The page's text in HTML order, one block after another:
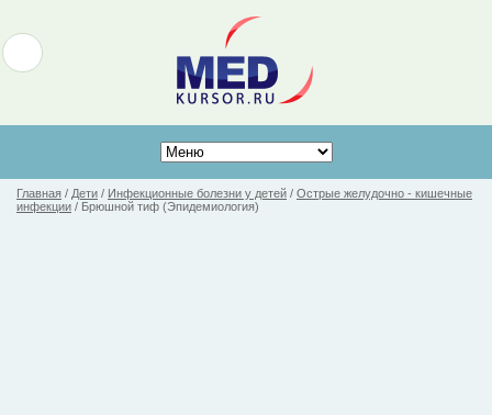
Главная / Дети / Инфекционные болезни у детей / Острые желудочно - кишечные
инфекции / Брюшной тиф (Эпидемиология)